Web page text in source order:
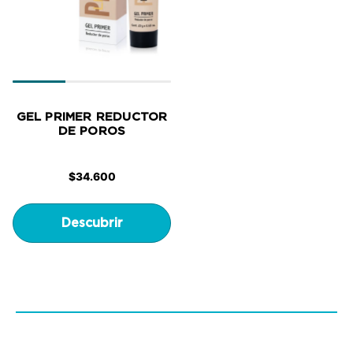
GEL PRIMER REDUCTOR
DE POROS
$34.600
Descubrir